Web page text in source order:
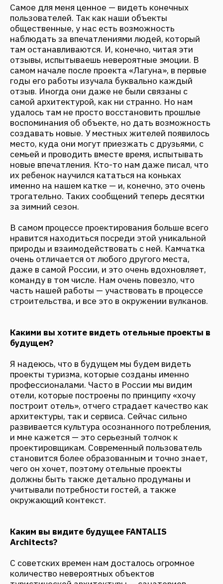
и географию наших проектов. Чтобы мы могли
создавать больше таких проектов, где людям
будет приятно находиться, наслаждаться
жизнью, отдыхать и набираться сил,
восстанавливать здоровье. И в момент, когда
уже не станет нас, я хочу сделать все
возможное, чтобы наши принципы и подходы
дальше продолжили работать и
совершенствоваться, тем самым задавая новые
стандарты качества и эстетики.
Источник:
https://locusmagazine.ru/tpost/8jzr4f3ms1-
intervyu-fantalis
ДРУГИЕ НОВОСТИ
КАК КУРОРТЫ СТАНОВЯТСЯ
ЭКОНОМИЧЕСКИМИ ДРАЙВЕРАМИ:
FANTALIS ARCHITECTS НА MOSBUILD
2026
Апрель 2026
ТУРИЗМ В УДАЛЁННЫХ РЕГИОНАХ
МОДЕЛИ РАЗВИТИЯ ТЕРРИТОРИЙ
Февраль 2026